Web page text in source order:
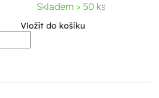
Skladem > 50 ks
Vložit do košíku